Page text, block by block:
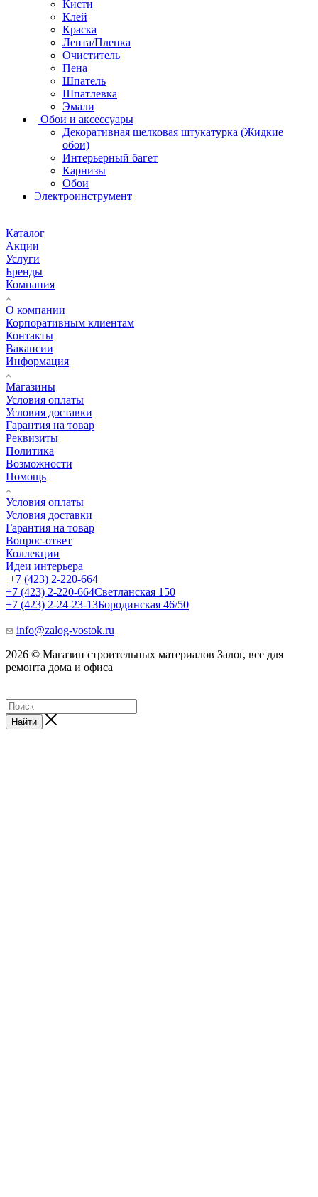
Кисти
Клей
Краска
Лента/Пленка
Очиститель
Пена
Шпатель
Шпатлевка
Эмали
Обои и аксессуары
Декоративная шелковая штукатурка (Жидкие
обои)
Интерьерный багет
Карнизы
Обои
Электроинструмент
Каталог
Акции
Услуги
Бренды
Компания
О компании
Корпоративным клиентам
Контакты
Вакансии
Информация
Магазины
Условия оплаты
Условия доставки
Гарантия на товар
Реквизиты
Политика
Возможности
Помощь
Условия оплаты
Условия доставки
Гарантия на товар
Вопрос-ответ
Коллекции
Идеи интерьера
+7 (423) 2-220-664
+7 (423) 2-220-664Светланская 150
+7 (423) 2-24-23-13Бородинская 46/50
info@zalog-vostok.ru
2026 © Магазин строительных материалов Залог, все для
ремонта дома и офиса
Найти